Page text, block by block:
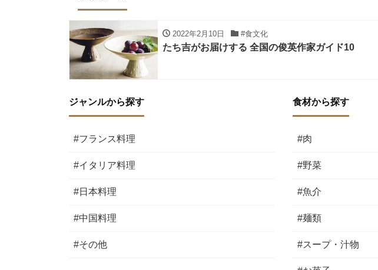
2022年2月10日 #食文化
たち吉がお届けする 全国の俊英作家ガイド10
ジャンルから探す
#フランス料理
#イタリア料理
#日本料理
#中国料理
#その他
食材から探す
#肉
#野菜
#魚介
#麺類
#スープ・汁物